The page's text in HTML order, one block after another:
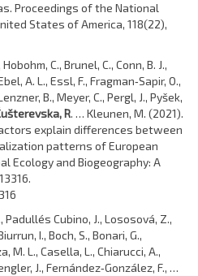
Proceedings of the National
States of America, 118(22),
C., Brunel, C., Conn, B. J.,
A. L., Essl, F., Fragman‐Sapir, O.,
B., Meyer, C., Pergl, J., Pyšek,
R. … Kleunen, M. (2021).
explain differences between
patterns of European
Ecology and Biogeography: A
Cubino, J., Lososová, Z.,
I., Boch, S., Bonari, G.,
M. L., Casella, L., Chiarucci, A.,
J., Fernández‐González, F., …